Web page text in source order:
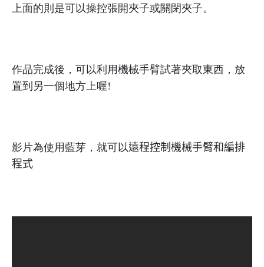
上面的則是可以操控張開夾子或關閉夾子。
作品完成後，可以利用機械手臂試著夾取東西，放
置到另一個地方上喔!
影片為使用藍芽，就可以遠程控制機械手臂和編排
程式